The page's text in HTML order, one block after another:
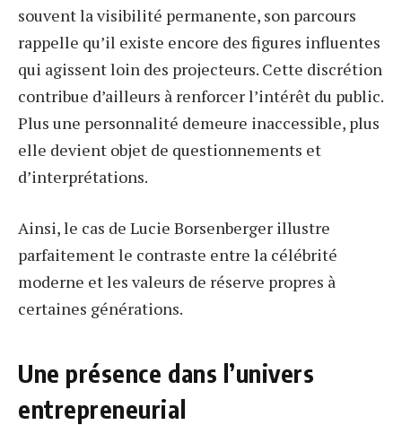
souvent la visibilité permanente, son parcours
rappelle qu’il existe encore des figures influentes
qui agissent loin des projecteurs. Cette discrétion
contribue d’ailleurs à renforcer l’intérêt du public.
Plus une personnalité demeure inaccessible, plus
elle devient objet de questionnements et
d’interprétations.
Ainsi, le cas de Lucie Borsenberger illustre
parfaitement le contraste entre la célébrité
moderne et les valeurs de réserve propres à
certaines générations.
Une présence dans l’univers
entrepreneurial